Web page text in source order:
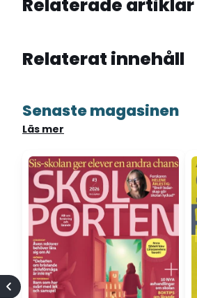
Relaterade artiklar
Relaterat innehåll
Senaste magasinen
Läs mer